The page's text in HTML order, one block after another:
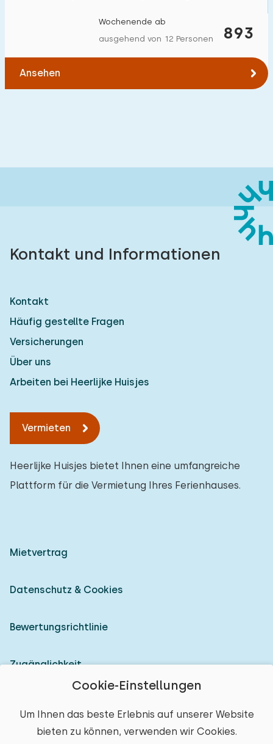
Cookie-Einstellungen
Um Ihnen das beste Erlebnis auf unserer Website
bieten zu können, verwenden wir Cookies.
893
Wochenende ab
ausgehend von 12 Personen
Ansehen
Kontakt und Informationen
Kontakt
Häufig gestellte Fragen
Versicherungen
Über uns
Arbeiten bei Heerlijke Huisjes
Vermieten
Heerlijke Huisjes bietet Ihnen eine umfangreiche
Plattform für die Vermietung Ihres Ferienhauses.
Mietvertrag
Datenschutz & Cookies
Bewertungsrichtlinie
Zugänglichkeit
© 2026 Heerlijke Huisjes (eingetragene Marke)